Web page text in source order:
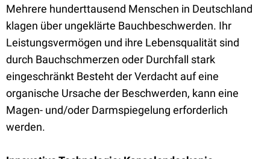
Mehrere hunderttausend Menschen in Deutschland
klagen über ungeklärte Bauchbeschwerden. Ihr
Leistungsvermögen und ihre Lebensqualität sind
durch Bauchschmerzen oder Durchfall stark
eingeschränkt Besteht der Verdacht auf eine
organische Ursache der Beschwerden, kann eine
Magen- und/oder Darmspiegelung erforderlich
werden.